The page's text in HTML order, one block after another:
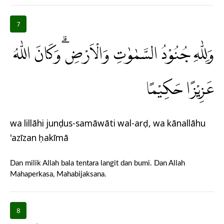
7
وَلِلّٰهِ جُنُوْدُ السَّمٰوٰتِ وَالْاَرْضِۗ وَكَانَ اللّٰهُ
عَزِيْزًا حَكِيْمًا
wa lillāhi junụdus-samāwāti wal-arḍ, wa kānallāhu
'azīzan ḥakīmā
Dan milik Allah bala tentara langit dan bumi. Dan Allah
Mahaperkasa, Mahabijaksana.
8